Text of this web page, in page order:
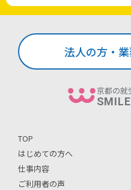
京都の就
TOP
はじめての方へ
仕事内容
ご利用者の声
法人の方・